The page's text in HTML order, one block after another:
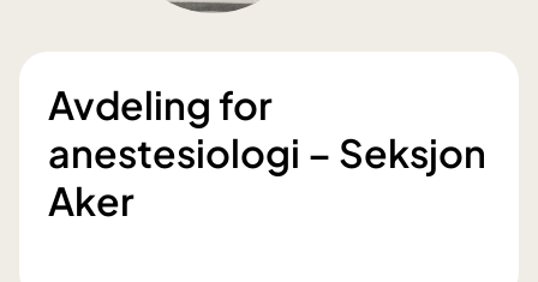
Avdeling for
anestesiologi – Seksjon
Aker